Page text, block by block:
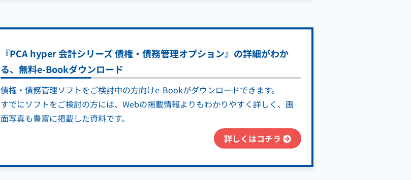
『PCA hyper 会計シリーズ 債権・債務管理オプション』の詳細がわか
る、無料e-Bookダウンロード
債権・債務管理ソフトをご検討中の方向けe-Bookがダウンロードできます。
すでにソフトをご検討の方には、Webの掲載情報よりもわかりやすく詳しく、画
面写真も豊富に掲載した資料です。
詳しくはコチラ